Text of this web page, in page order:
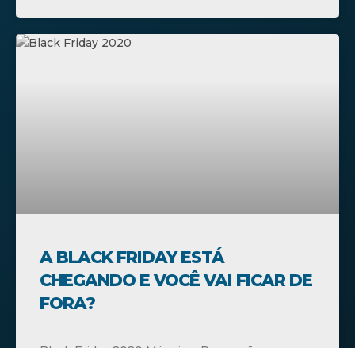
A BLACK FRIDAY ESTÁ
CHEGANDO E VOCÊ VAI FICAR DE
FORA?